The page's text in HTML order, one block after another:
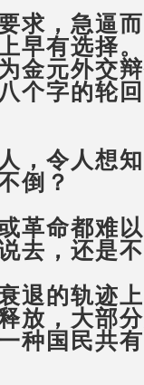
求，急逼
早有选择
金元外交
个字的轮
，令人想
倒？
革命都难
去，还是
退的轨迹
放，大部
种国民共